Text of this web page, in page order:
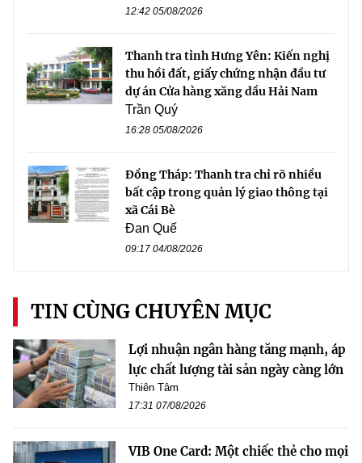
12:42 05/08/2026
Thanh tra tỉnh Hưng Yên: Kiến nghị
thu hồi đất, giấy chứng nhận đầu tư
dự án Cửa hàng xăng dầu Hải Nam
Trần Quý
16:28 05/08/2026
Đồng Tháp: Thanh tra chỉ rõ nhiều
bất cập trong quản lý giao thông tại
xã Cái Bè
Đan Quế
09:17 04/08/2026
TIN CÙNG CHUYÊN MỤC
Lợi nhuận ngân hàng tăng mạnh, áp
lực chất lượng tài sản ngày càng lớn
Thiên Tâm
17:31 07/08/2026
VIB One Card: Một chiếc thẻ cho mọi